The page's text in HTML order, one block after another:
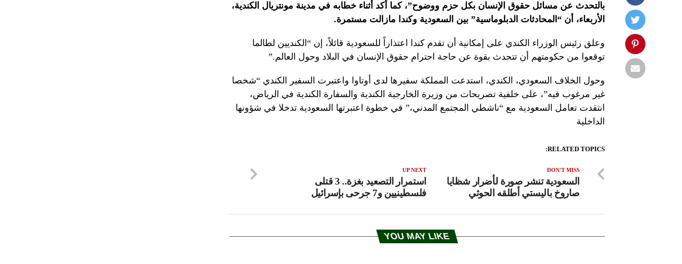
بالتحدث عن مسائل حقوق الإنسان بكل حزم ووضوح”، كما أكد أثناء خطابه في مدينة مونتريال الكندية،
الأربعاء، أن “المحادثات الدبلوماسية” بين السعودية وكندا مازالت مستمرة.
وعلق رئيس الوزراء الكندي على إمكانية أن تقدم كندا اعتذاراً للسعودية قائلاً، إن “الكنديين لطالما
توقعوا من حكومتهم أن تتحدث بقوة عن حاجة احترام حقوق الإنسان في البلاد وحول العالم.”
وحول الخلاف السعودي، الكندي، استدعت المملكة سفيرها لدى أوتاوا واعتبرت السفير الكندي “شخصا
غير مرغوب فيه”، على خلفية تصريحات من وزيرة الخارجية الكندية والسفارة الكندية في الرياض،
انتقدت تعامل السعودية مع “ناشطي المجتمع المدني،” في خطوة اعتبرتها السعودية تدخلا في شؤونها
الداخلية
RELATED TOPICS:
UP NEXT
استمرار التصعيد بغزة.. 3 قتلى
فلسطينيين و7 جرحى بإسرائيل
DON'T MISS
السعودية تنشر صورة لأضرار شظايا
صاروخ باليستي أطلقه الحوثي
YOU MAY LIKE